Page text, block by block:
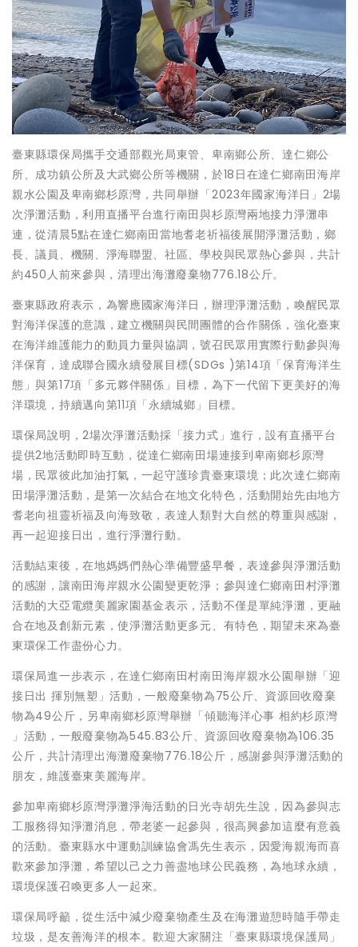
臺東縣環保局攜手交通部觀光局東管、卑南鄉公所、達仁鄉公
所、成功鎮公所及大武鄉公所等機關，於18日在達仁鄉南田海岸
親水公園及卑南鄉杉原灣，共同舉辦「2023年國家海洋日」2場
次淨灘活動，利用直播平台進行南田與杉原灣兩地接力淨灘串
連，從清晨5點在達仁鄉南田當地耆老祈福後展開淨灘活動，鄉
長、議員、機關、淨海聯盟、社區、學校與民眾熱心參與，共計
約450人前來參與，清理出海灘廢棄物776.18公斤。
臺東縣政府表示，為響應國家海洋日，辦理淨灘活動，喚醒民眾
對海洋保護的意識，建立機關與民間團體的合作關係，強化臺東
在海洋維護能力的動員力量與協調，號召民眾用實際行動參與海
洋保育，達成聯合國永續發展目標(SDGs )第14項「保育海洋生
態」與第17項「多元夥伴關係」目標，為下一代留下更美好的海
洋環境，持續邁向第11項「永續城鄉」目標。
環保局說明，2場次淨灘活動採「接力式」進行，設有直播平台
提供2地活動即時互動，從達仁鄉南田場連接到卑南鄉杉原灣
場，民眾彼此加油打氣，一起守護珍貴臺東環境；此次達仁鄉南
田場淨灘活動，是第一次結合在地文化特色，活動開始先由地方
耆老向祖靈祈福及向海致敬，表達人類對大自然的尊重與感謝，
再一起迎接日出，進行淨灘行動。
活動結束後，在地媽媽們熱心準備豐盛早餐，表達參與淨灘活動
的感謝，讓南田海岸親水公園變更乾淨；參與達仁鄉南田村淨灘
活動的大亞電纜美麗家園基金表示，活動不僅是單純淨灘，更融
合在地及創新元素，使淨灘活動更多元、有特色，期望未來為臺
東環保工作盡份心力。
環保局進一步表示，在達仁鄉南田村南田海岸親水公園舉辦「迎
接日出 揮別無塑」活動，一般廢棄物為75公斤、資源回收廢棄
物為49公斤，另卑南鄉杉原灣舉辦「傾聽海洋心事 相約杉原灣
」活動，一般廢棄物為545.83公斤、資源回收廢棄物為106.35
公斤，共計清理出海灘廢棄物776.18公斤，感謝參與淨灘活動的
朋友，維護臺東美麗海岸。
參加卑南鄉杉原灣淨灘淨海活動的日光寺胡先生說，因為參與志
工服務得知淨灘消息，帶老婆一起參與，很高興參加這麼有意義
的活動。臺東縣水中運動訓練協會馮先生表示，因愛海親海而喜
歡來參加淨灘，希望以己之力善盡地球公民義務，為地球永續，
環境保護召喚更多人一起來。
環保局呼籲，從生活中減少廢棄物產生及在海灘遊憩時隨手帶走
垃圾，是友善海洋的根本。歡迎大家關注「臺東縣環境保護局」